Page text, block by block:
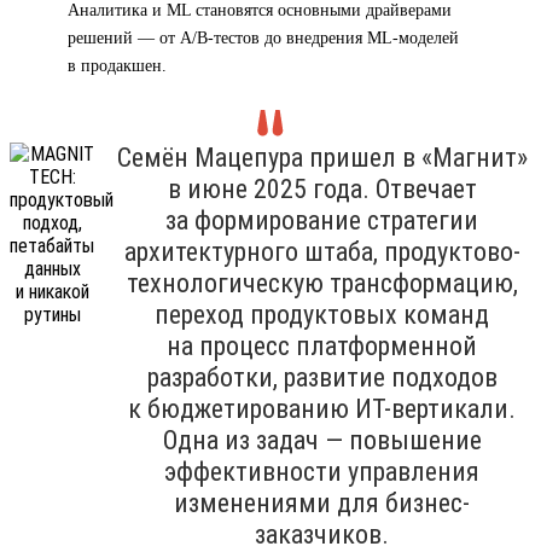
Аналитика и ML становятся основными драйверами
решений — от A/B-тестов до внедрения ML-моделей
в продакшен.
Семён Мацепура пришел в «Магнит»
в июне 2025 года. Отвечает
за формирование стратегии
архитектурного штаба, продуктово-
технологическую трансформацию,
переход продуктовых команд
на процесс платформенной
разработки, развитие подходов
к бюджетированию ИТ-вертикали.
Одна из задач — повышение
эффективности управления
изменениями для бизнес-
заказчиков.